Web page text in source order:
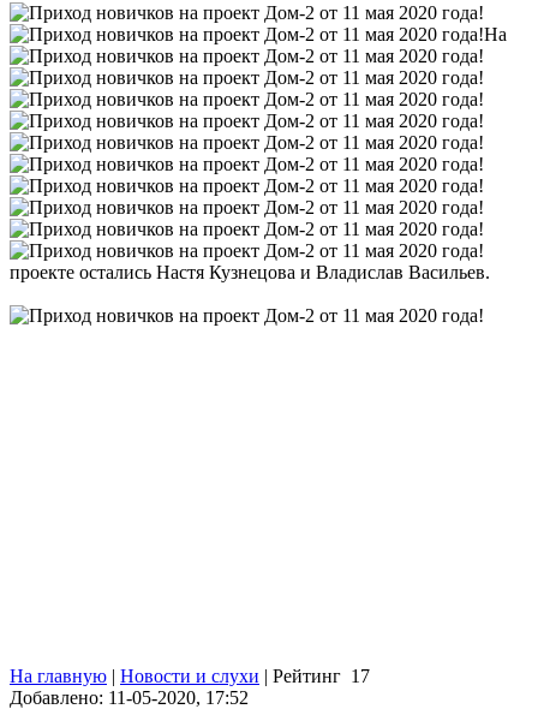
На
проекте остались Настя Кузнецова и Владислав Васильев.
На главную | Новости и слухи | Рейтинг 17
Добавлено: 11-05-2020, 17:52